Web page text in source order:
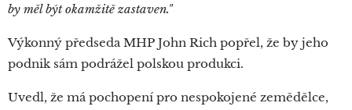
by měl být okamžitě zastaven."
Výkonný předseda MHP John Rich popřel, že by jeho
podnik sám podrážel polskou produkci.
Uvedl, že má pochopení pro nespokojené zemědělce,